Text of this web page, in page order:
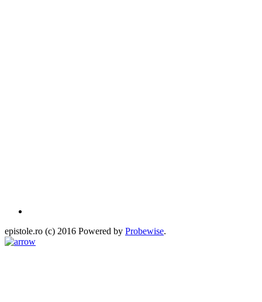
epistole.ro (c) 2016 Powered by Probewise.